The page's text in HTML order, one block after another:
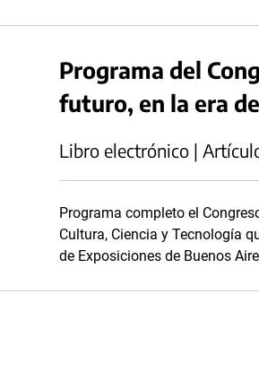
Programa del
futuro, en la era
Libro electrónico |
Programa completo el
Cultura, Ciencia y Tecnología
de Exposiciones de Buenos